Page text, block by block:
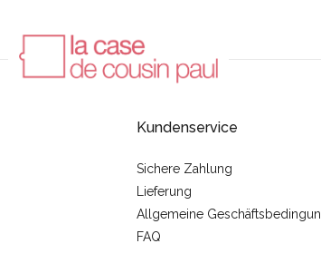
Kundenservice
Sichere Zahlung
Lieferung
Allgemeine
FAQ